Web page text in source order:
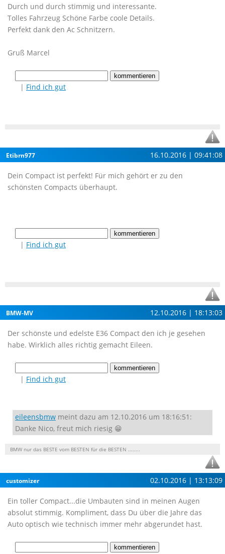
Durch und durch stimmig und interessante.
Tolles Fahrzeug Schöne Farbe coole Details.
Perfekt dank den Ac Schnitzern.
Gruß Marcel
| Find ich gut
Etibrn977 16.10.2016 | 09:41:08
Dein Compact ist perfekt! Für mich gehört er zu den
schönsten Compacts überhaupt.
| Find ich gut
BMW-MV 12.10.2016 | 18:13:03
Der schönste und edelste E36 Compact den ich je gesehen
habe. Wirklich alles richtig gemacht Eileen.
| Find ich gut
eileensbmw meint dazu am 12.10.2016 um 18:16:51:
Danke Nico, freut mich riesig 😁
BMW nur das BESTE vom BESTEN für die BESTEN ........
customizer 02.10.2016 | 13:13:09
Ein toller Compact...die Umbauten sind in meinen Augen
absolut stimmig. Kompliment, dass Du über die Jahre das
Auto optisch wie technisch immer mehr abgerundet hast.